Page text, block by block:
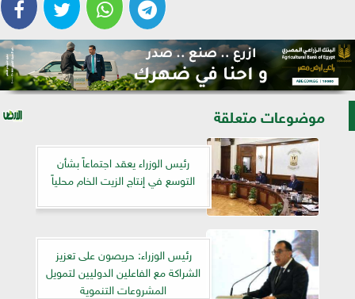
موضوعات متعلقة
رئيس الوزراء يعقد اجتماعاً بشأن
التوسع في إنتاج الزيت الخام محلياً
رئيس الوزراء: حريصون على تعزيز
الشراكة مع الفاعلين الدوليين لتمويل
المشروعات التنموية